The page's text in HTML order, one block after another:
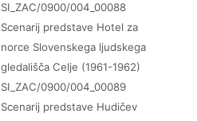
SI_ZAC/0900/004_00088
Scenarij predstave Hotel za
norce Slovenskega ljudskega
gledališča Celje (1961-1962)
SI_ZAC/0900/004_00089
Scenarij predstave Hudičev